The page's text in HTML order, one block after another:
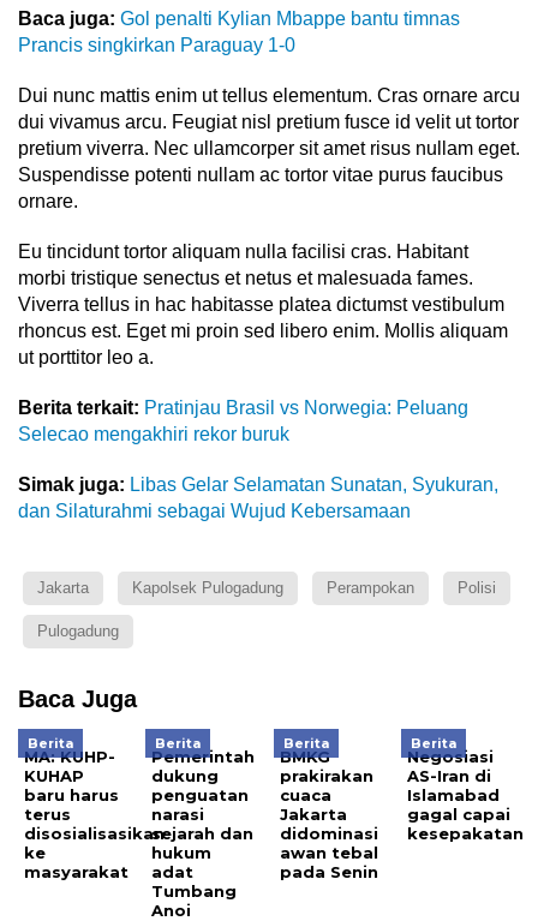
Baca juga: Gol penalti Kylian Mbappe bantu timnas
Prancis singkirkan Paraguay 1-0
Dui nunc mattis enim ut tellus elementum. Cras ornare arcu
dui vivamus arcu. Feugiat nisl pretium fusce id velit ut tortor
pretium viverra. Nec ullamcorper sit amet risus nullam eget.
Suspendisse potenti nullam ac tortor vitae purus faucibus
ornare.
Eu tincidunt tortor aliquam nulla facilisi cras. Habitant
morbi tristique senectus et netus et malesuada fames.
Viverra tellus in hac habitasse platea dictumst vestibulum
rhoncus est. Eget mi proin sed libero enim. Mollis aliquam
ut porttitor leo a.
Berita terkait: Pratinjau Brasil vs Norwegia: Peluang
Selecao mengakhiri rekor buruk
Simak juga: Libas Gelar Selamatan Sunatan, Syukuran,
dan Silaturahmi sebagai Wujud Kebersamaan
Jakarta Kapolsek Pulogadung Perampokan Polisi
Pulogadung
Baca Juga
Berita
MA: KUHP-
KUHAP
baru harus
terus
disosialisasikan
ke
masyarakat
Berita
Pemerintah
dukung
penguatan
narasi
sejarah dan
hukum
adat
Tumbang
Anoi
Berita
BMKG
prakirakan
cuaca
Jakarta
didominasi
awan tebal
pada Senin
Berita
Negosiasi
AS-Iran di
Islamabad
gagal capai
kesepakatan